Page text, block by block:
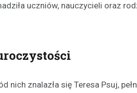
uczniów, nauczycieli oraz
nich znalazła się Teresa Psuj,